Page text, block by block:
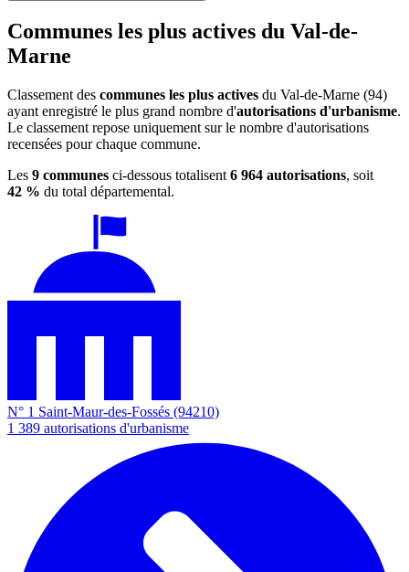
Communes les plus actives du Val-de-
Marne
Classement des communes les plus actives du Val-de-Marne (94)
ayant enregistré le plus grand nombre d'autorisations d'urbanisme.
Le classement repose uniquement sur le nombre d'autorisations
recensées pour chaque commune.
Les 9 communes ci-dessous totalisent 6 964 autorisations, soit
42 % du total départemental.
N° 1 Saint-Maur-des-Fossés (94210)
1 389 autorisations d'urbanisme